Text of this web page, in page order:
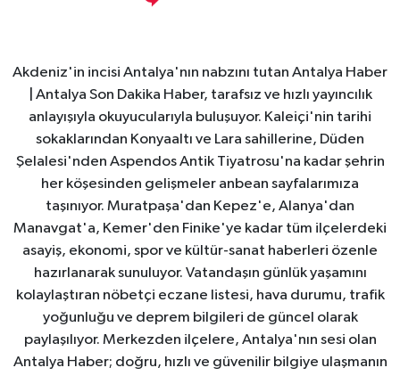
Akdeniz'in incisi Antalya'nın nabzını tutan Antalya Haber
| Antalya Son Dakika Haber, tarafsız ve hızlı yayıncılık
anlayışıyla okuyucularıyla buluşuyor. Kaleiçi'nin tarihi
sokaklarından Konyaaltı ve Lara sahillerine, Düden
Şelalesi'nden Aspendos Antik Tiyatrosu'na kadar şehrin
her köşesinden gelişmeler anbean sayfalarımıza
taşınıyor. Muratpaşa'dan Kepez'e, Alanya'dan
Manavgat'a, Kemer'den Finike'ye kadar tüm ilçelerdeki
asayiş, ekonomi, spor ve kültür-sanat haberleri özenle
hazırlanarak sunuluyor. Vatandaşın günlük yaşamını
kolaylaştıran nöbetçi eczane listesi, hava durumu, trafik
yoğunluğu ve deprem bilgileri de güncel olarak
paylaşılıyor. Merkezden ilçelere, Antalya'nın sesi olan
Antalya Haber; doğru, hızlı ve güvenilir bilgiye ulaşmanın